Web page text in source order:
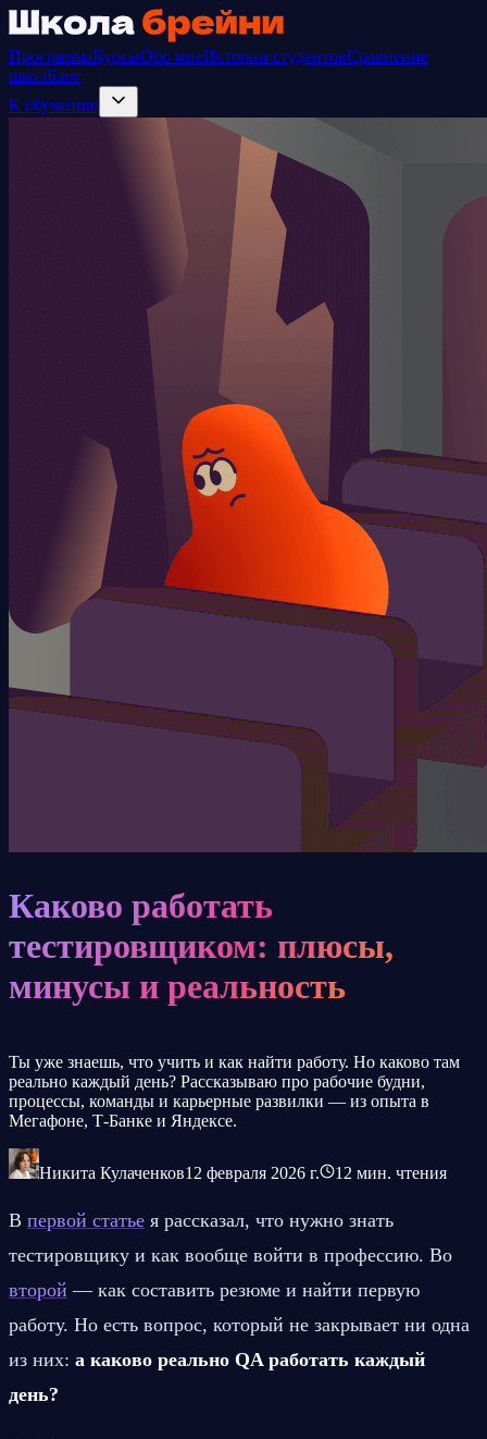
ПрограммаКурсыОбо мнеИстории студентовСравнение
школБлог
К обучению
Каково работать
тестировщиком: плюсы,
минусы и реальность
Ты уже знаешь, что учить и как найти работу. Но каково там
реально каждый день? Рассказываю про рабочие будни,
процессы, команды и карьерные развилки — из опыта в
Мегафоне, Т-Банке и Яндексе.
Никита Кулаченков12 февраля 2026 г. 12 мин. чтения
В первой статье я рассказал, что нужно знать
второй — как составить резюме и найти первую
работу. Но есть вопрос, который не закрывает ни одна
из них: а каково реально QA работать каждый
день?